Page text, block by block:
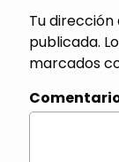
Tu
publicada.
marcados